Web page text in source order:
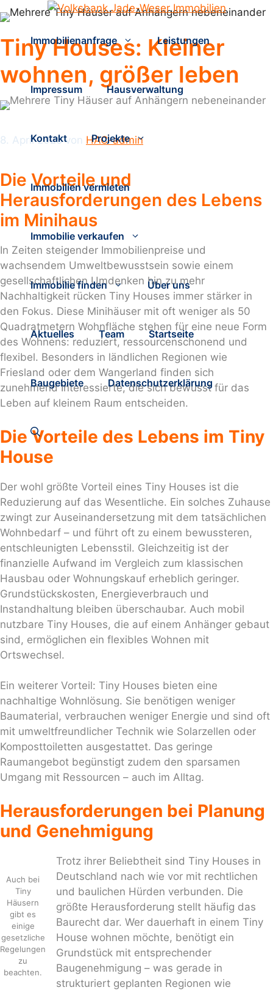
Zum
Inhalt
springenImmobilienanfrage Leistungen
Impressum Hausverwaltung
Kontakt Projekte
Immobilien vermieten
Immobilie verkaufen
Immobilie finden Über uns
Aktuelles Team Startseite
Baugebiete Datenschutzerklärung
Tiny Houses: Kleiner
wohnen, größer leben
8. April 2025 von HAC-admin
Die Vorteile und
Herausforderungen des Lebens
im Minihaus
In Zeiten steigender Immobilienpreise und
wachsendem Umweltbewusstsein sowie einem
gesellschaftlichen Umdenken hin zu mehr
Nachhaltigkeit rücken Tiny Houses immer stärker in
den Fokus. Diese Minihäuser mit oft weniger als 50
Quadratmetern Wohnfläche stehen für eine neue Form
des Wohnens: reduziert, ressourcenschonend und
flexibel. Besonders in ländlichen Regionen wie
Friesland oder dem Wangerland finden sich
zunehmend Interessierte, die sich bewusst für das
Leben auf kleinem Raum entscheiden.
Die Vorteile des Lebens im Tiny
House
Der wohl größte Vorteil eines Tiny Houses ist die
Reduzierung auf das Wesentliche. Ein solches Zuhause
zwingt zur Auseinandersetzung mit dem tatsächlichen
Wohnbedarf – und führt oft zu einem bewussteren,
entschleunigten Lebensstil. Gleichzeitig ist der
finanzielle Aufwand im Vergleich zum klassischen
Hausbau oder Wohnungskauf erheblich geringer.
Grundstückskosten, Energieverbrauch und
Instandhaltung bleiben überschaubar. Auch mobil
nutzbare Tiny Houses, die auf einem Anhänger gebaut
sind, ermöglichen ein flexibles Wohnen mit
Ortswechsel.
Ein weiterer Vorteil: Tiny Houses bieten eine
nachhaltige Wohnlösung. Sie benötigen weniger
Baumaterial, verbrauchen weniger Energie und sind oft
mit umweltfreundlicher Technik wie Solarzellen oder
Komposttoiletten ausgestattet. Das geringe
Raumangebot begünstigt zudem den sparsamen
Umgang mit Ressourcen – auch im Alltag.
Herausforderungen bei Planung
und Genehmigung
Auch bei
Tiny
Häusern
gibt es
einige
gesetzliche
Regelungen
zu
beachten.
Trotz ihrer Beliebtheit sind Tiny Houses in
Deutschland nach wie vor mit rechtlichen
und baulichen Hürden verbunden. Die
größte Herausforderung stellt häufig das
Baurecht dar. Wer dauerhaft in einem Tiny
House wohnen möchte, benötigt ein
Grundstück mit entsprechender
Baugenehmigung – was gerade in
strukturiert geplanten Regionen wie